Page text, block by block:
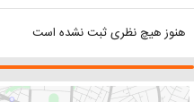
هنوز هیچ نظری ثبت نشده است